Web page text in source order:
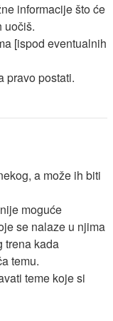
informacije što će
uočiš.
[ispod eventualnih
pravo postati.
a može ih biti
moguće
se nalaze u njima
trena kada
temu.
teme koje si